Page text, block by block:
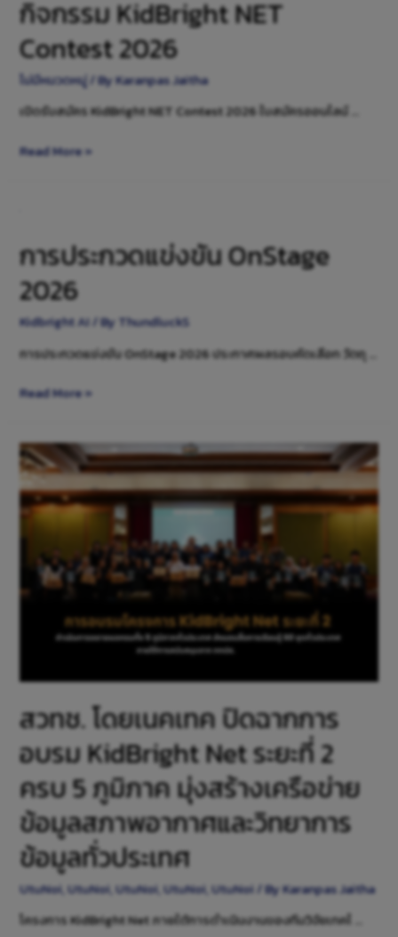
กิจกรรม KidBright NET
Contest 2026
ไม่มีหมวดหมู่/ ByKaranpas Jaitha
เปิดรับสมัคร KidBright NET Contest 2026 ใบสมัครออนไลน์ …
Read More »
การประกวดแข่งขัน OnStage
2026
Kidbright AI/ By ThundluckS
การประกวดแข่งขัน OnStage 2026 ประกาศผลรอบคัดเลือก วัตถุ …
Read More »
สวทช. โดยเนคเทค ปิดฉากการ
อบรม KidBright Net ระยะที่ 2
ครบ 5 ภูมิภาค มุ่งสร้างเครือข่าย
ข้อมูลสภาพอากาศและวิทยาการ
ข้อมูลทั่วประเทศ
UtuNoi ,UtuNoi ,UtuNoi ,UtuNoi ,UtuNoi/ ByKaranpas Jaitha
โครงการ KidBright Net ภายใต้การดำเนินงานของทีมวิจัยเทคโ …